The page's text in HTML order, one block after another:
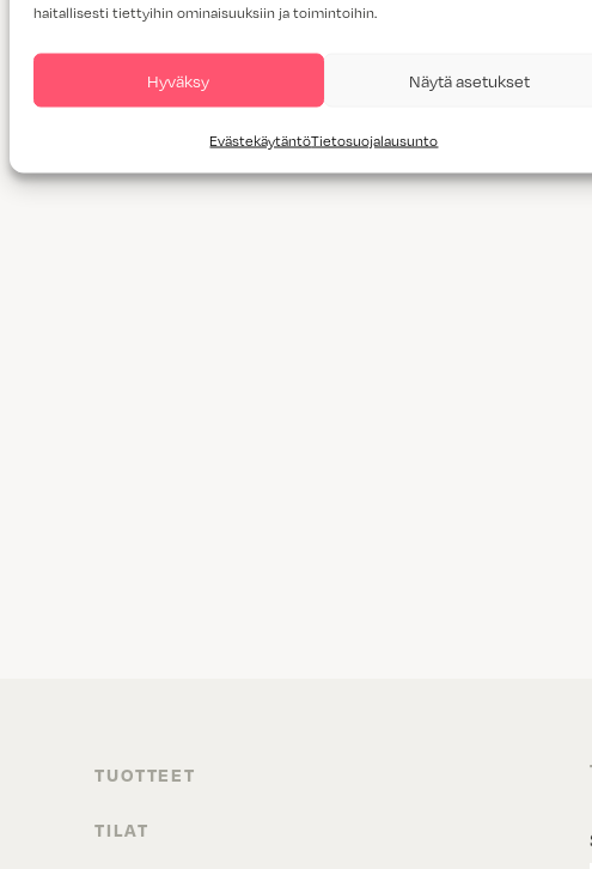
haitallisesti tiettyihin ominaisuuksiin ja toimintoihin.
Hyväksy Näytä asetukset
EvästekäytäntöTietosuojalausunto
TUOTTEET
TILAT